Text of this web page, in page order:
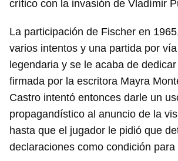
Guardar como favorito
Para poder guardar como favorito,
iniciar sesión con tu cuenta de
crítico con la invasión de Vladímir
La participación de Fischer en
varios intentos y una partida por
legendaria y se le acaba de
firmada por la escritora Mayra
Castro intentó entonces darle un
propagandístico al anuncio de la
hasta que el jugador le pidió que
declaraciones como condición